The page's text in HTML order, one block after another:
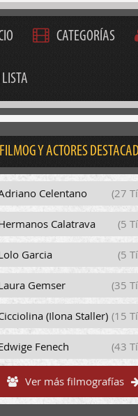
CATEGORÍAS
FILMOG Y ACTORES
Celentano (27
Calatrava (5
Garcia (5
Gemser (35
(Ilona Staller) (15
Fenech (43
Ver más filmografías